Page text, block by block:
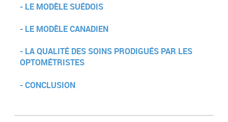
- LE MODÈLE SUÉDOIS
- LE MODÈLE CANADIEN
- LA QUALITÉ DES SOINS PRODIGUÉS PAR LES
OPTOMÉTRISTES
- CONCLUSION